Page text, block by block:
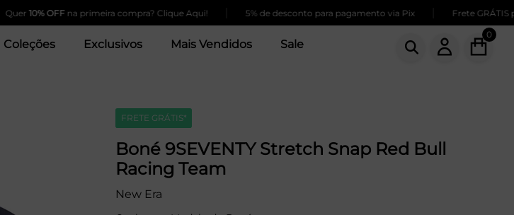
10% OFFna primeira compra? Clique Aqui! | 5% de desconto para pagamento via Pix | Frete GRÁTIS para
Coleções Exclusivos Mais Vendidos Sale
0
FRETE GRÁTIS*
Boné 9SEVENTY Stretch Snap Red Bull
Racing Team
New Era